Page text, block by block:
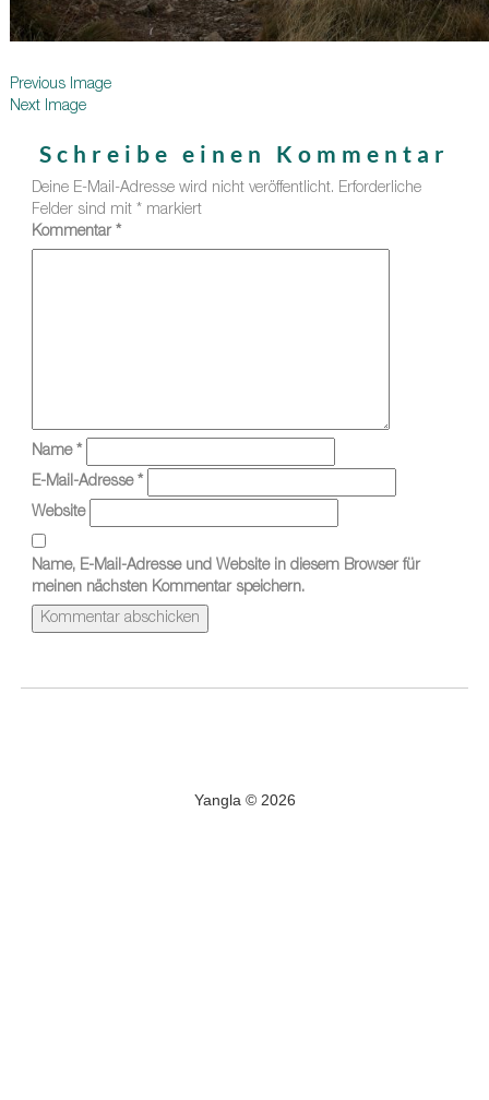
Previous Image
Next Image
Schreibe einen Kommentar
Deine E-Mail-Adresse wird nicht veröffentlicht. Erforderliche
Felder sind mit * markiert
Kommentar *
Name *
E-Mail-Adresse *
Website
Name, E-Mail-Adresse und Website in diesem Browser für
meinen nächsten Kommentar speichern.
Yangla © 2026